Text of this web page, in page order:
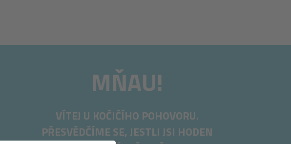
MŇAU!
VÍTEJ U KOČIČÍHO POHOVORU.
PŘESVĚDČÍME SE, JESTLI JSI HODEN